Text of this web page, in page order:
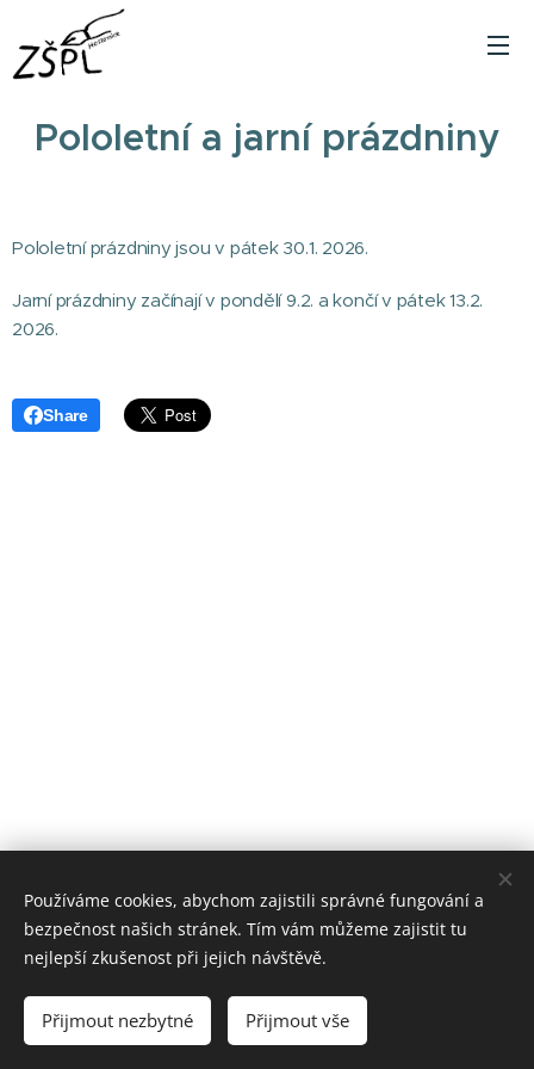
Pololetní a jarní prázdniny
Pololetní prázdniny jsou v pátek 30.1. 2026.
Jarní prázdniny začínají v pondělí 9.2. a končí v pátek 13.2.
2026.
Share
ZŠ P. Lisého Hostomice
Používáme cookies, abychom zajistili správné fungování a
bezpečnost našich stránek. Tím vám můžeme zajistit tu
nejlepší zkušenost při jejich návštěvě.
Přijmout nezbytné Přijmout vše